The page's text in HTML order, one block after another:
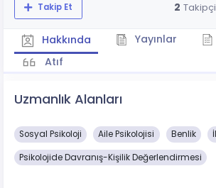
Takip Et 2 Takipçi
Hakkında Yayınlar
Atıf
Uzmanlık Alanları
Sosyal Psikoloji Aile Psikolojisi Benlik
Psikolojide Davranış-Kişilik Değerlendirmesi